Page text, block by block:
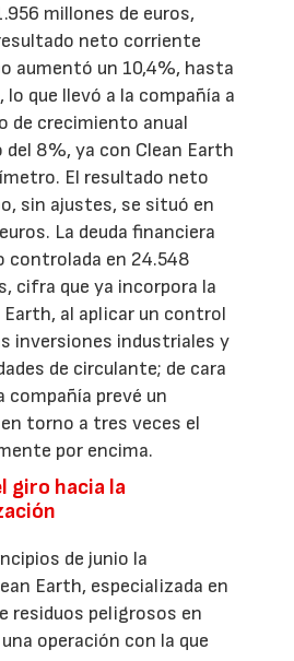
millones de euros,
neto corriente
aumentó un 10,4%, hasta
que llevó a la compañía a
de crecimiento anual
8%, ya con Clean Earth
El resultado neto
sin ajustes, se situó en
La deuda financiera
controlada en 24.548
cifra que ya incorpora la
Earth, al aplicar un control
inversiones industriales y
de circulante; de cara
compañía prevé un
torno a tres veces el
por encima.
giro hacia la
de junio la
Earth, especializada en
residuos peligrosos en
operación con la que